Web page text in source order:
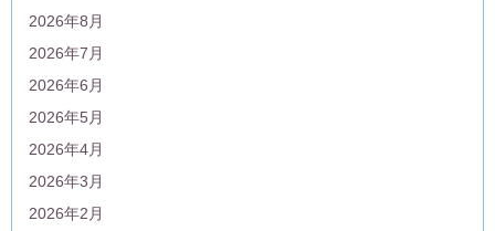
2026年8月
2026年7月
2026年6月
2026年5月
2026年4月
2026年3月
2026年2月